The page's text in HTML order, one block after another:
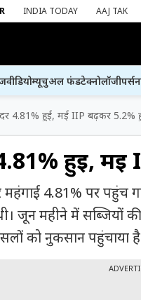
INDIA TODAY AAJ TAK
वीडियोम्यूचुअल फंडटेक्नोलॉजी
4.81% हुई, मई IIP बढ़कर
हुई,
4.81% पर पहुंच
जून महीने में सब्जियों
को नुकसान पहुंचाया